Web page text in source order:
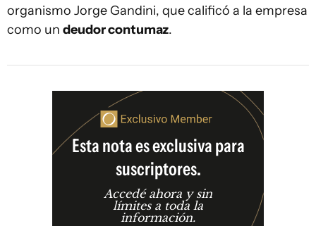
organismo Jorge Gandini, que calificó a la empresa
como un deudor contumaz.
Esta nota es exclusiva para
suscriptores.
Accedé ahora y sin
límites a toda la
información.